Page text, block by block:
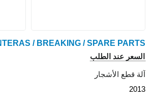
السعر عند الطلب
آلة قطع الأشجار
2013